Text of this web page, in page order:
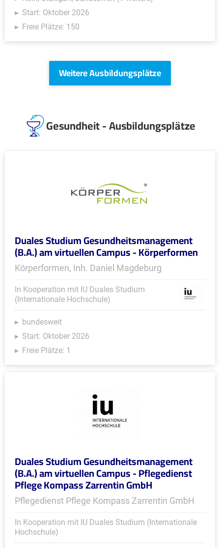
Start: Oktober 2026
Freie Plätze: 150
Weitere Ausbildungsplätze
Gesundheit - Ausbildungsplätze
Duales Studium Gesundheitsmanagement
(B.A.) am virtuellen Campus - Körperformen
Körperformen, Inh. Daniel Magdeburg
In Kooperation mit IU Duales Studium
(Internationale Hochschule)
bundesweit
Start: Oktober 2026
Freie Plätze: 1
Duales Studium Gesundheitsmanagement
(B.A.) am virtuellen Campus - Pflegedienst
Pflege Kompass Zarrentin GmbH
Pflegedienst Pflege Kompass Zarrentin GmbH
In Kooperation mit IU Duales Studium (Internationale
Hochschule)